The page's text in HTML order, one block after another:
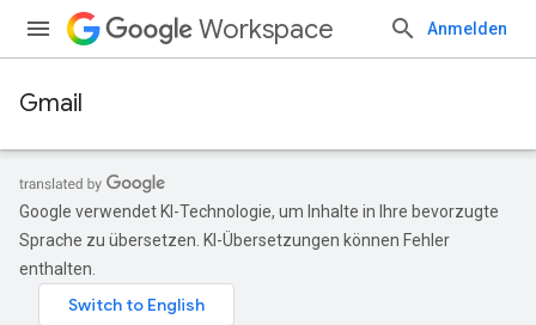
Workspace Anmelden
Gmail
Google verwendet KI-Technologie, um Inhalte in Ihre bevorzugte
Sprache zu übersetzen. KI-Übersetzungen können Fehler
enthalten.